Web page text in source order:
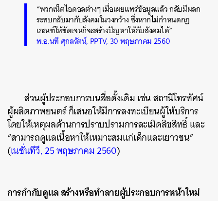
“พวกเน็ตไอดอลต่างๆ เมื่อเผยแพร่ข้อมูลแล้ว กลับมีผลก
ระทบกลับมากับสังคมในวงกว้าง ซึ่งหากไม่กำหนดกฎ
เกณฑ์ให้ชัดเจนก็จะสร้างปัญหาให้กับสังคมได้”
พ.อ.นที ศุกลรัตน์, PPTV, 30 พฤษภาคม 2560
ส่วนผู้ประกอบการบนสื่อดั้งเดิม เช่น สถานีโทรทัศน์
ผู้ผลิตภาพยนตร์ ก็เสนอให้มีการลงทะเบียนผู้ให้บริการ
โดยให้เหตุผลด้านการปราบปรามการละเมิดลิขสิทธิ์ และ
“สามารถดูแลเนื้อหาให้เหมาะสมแก่เด็กและเยาวชน”
(เนชั่นทีวี, 25 พฤษภาคม 2560)
การกำกับดูแล สร้างหรือทำลายผู้ประกอบการหน้าใหม่